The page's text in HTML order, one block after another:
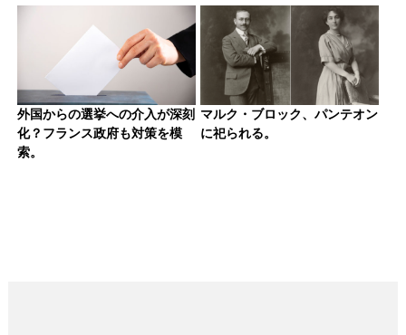
外国からの選挙への介入が深刻
化？フランス政府も対策を模
索。
マルク・ブロック、パンテオン
に祀られる。